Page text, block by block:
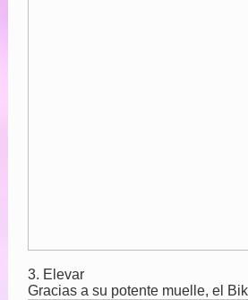
3. Elevar
Gracias a su potente muelle, el